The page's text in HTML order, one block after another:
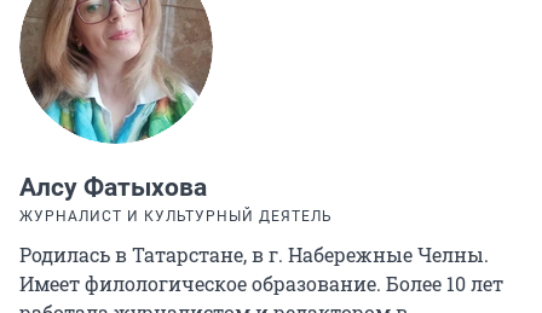
Алсу Фатыхова
ЖУРНАЛИСТ И КУЛЬТУРНЫЙ ДЕЯТЕЛЬ
Родилась в Татарстане, в г. Набережные Челны.
Имеет филологическое образование. Более 10 лет